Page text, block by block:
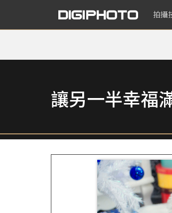
拍攝
讓另一半幸福